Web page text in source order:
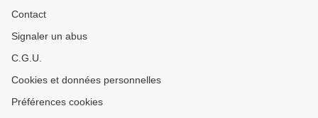
Contact
Signaler un abus
C.G.U.
Cookies et données personnelles
Préférences cookies